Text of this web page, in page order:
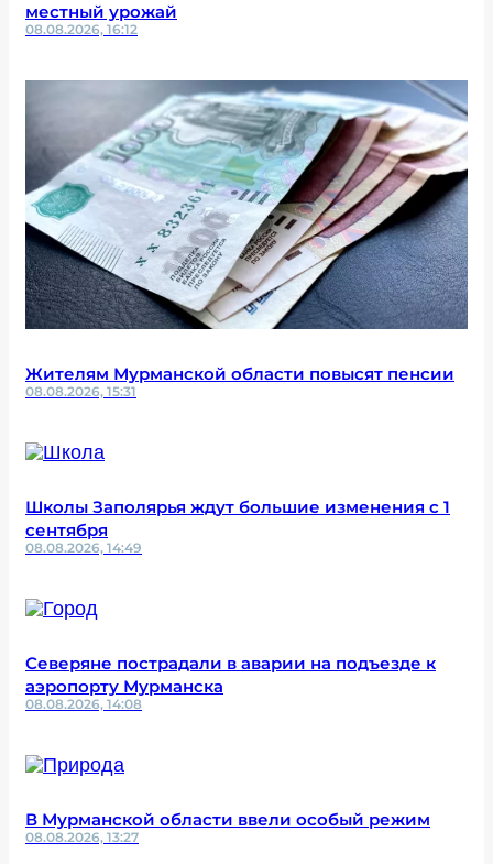
местный урожай
08.08.2026, 16:12
Жителям Мурманской области повысят пенсии
08.08.2026, 15:31
Школы Заполярья ждут большие изменения с 1
сентября
08.08.2026, 14:49
Северяне пострадали в аварии на подъезде к
аэропорту Мурманска
08.08.2026, 14:08
В Мурманской области ввели особый режим
08.08.2026, 13:27